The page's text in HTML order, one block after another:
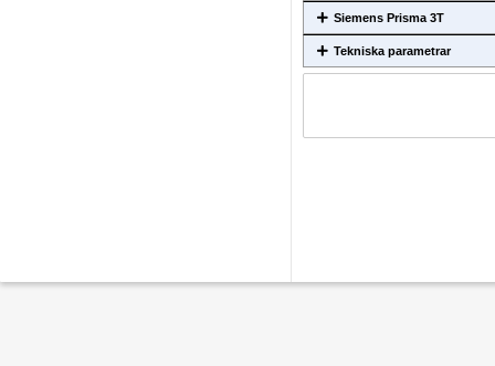
Siemens Prisma 3T
Tekniska parametrar